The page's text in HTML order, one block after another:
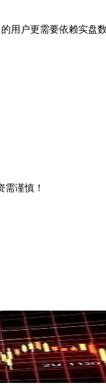
用户更需要依赖实盘
谨慎！